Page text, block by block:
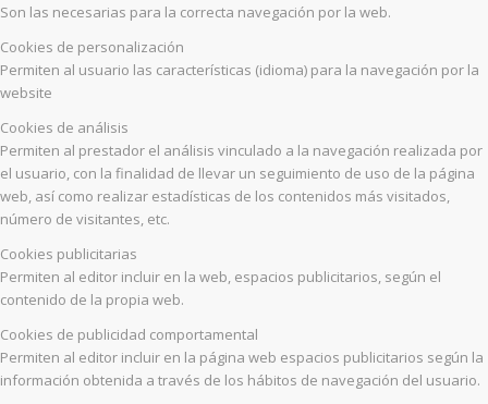
Son las necesarias para la correcta navegación por la web.
Cookies de personalización
Permiten al usuario las características (idioma) para la navegación por la
website
Cookies de análisis
Permiten al prestador el análisis vinculado a la navegación realizada por
el usuario, con la finalidad de llevar un seguimiento de uso de la página
web, así como realizar estadísticas de los contenidos más visitados,
número de visitantes, etc.
Cookies publicitarias
Permiten al editor incluir en la web, espacios publicitarios, según el
contenido de la propia web.
Cookies de publicidad comportamental
Permiten al editor incluir en la página web espacios publicitarios según la
información obtenida a través de los hábitos de navegación del usuario.